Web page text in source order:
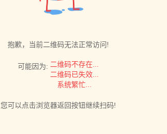
抱歉，当前二维码无法正常访问!
可能因为: 二维码不存在...
二维码已失效...
系统繁忙...
您可以点击浏览器返回按钮继续扫码!